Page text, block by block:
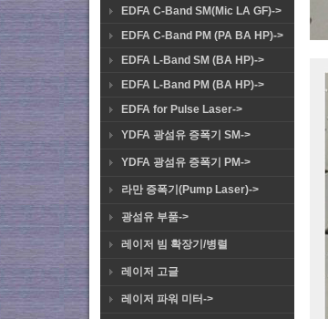
EDFA C-Band SM(Mic LA GF)->
EDFA C-Band PM (PA BA HP)->
EDFA L-Band SM (BA HP)->
EDFA L-Band PM (BA HP)->
EDFA for Pulse Laser->
YDFA 광섬유 증폭기 SM->
YDFA 광섬유 증폭기 PM->
라만 증폭기(Pump Laser)->
광섬유 부품->
레이저 빔 확장기/병렬
레이저 고글
레이저 파워 미터->